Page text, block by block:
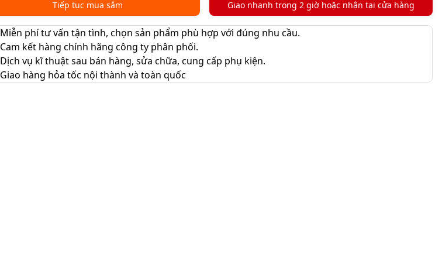
Tiếp tục mua sắm Giao nhanh trong 2 giờ hoặc nhận tại cửa hàng
Miễn phí tư vấn tận tình, chọn sản phẩm phù hợp với đúng nhu cầu.
Cam kết hàng chính hãng công ty phân phối.
Dịch vụ kĩ thuật sau bán hàng, sửa chữa, cung cấp phụ kiện.
Giao hàng hỏa tốc nội thành và toàn quốc